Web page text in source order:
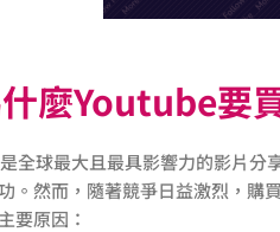
麼Youtube要
全球最大且最具影響力的影片分
。然而，隨著競爭日益激烈，購
要原因：